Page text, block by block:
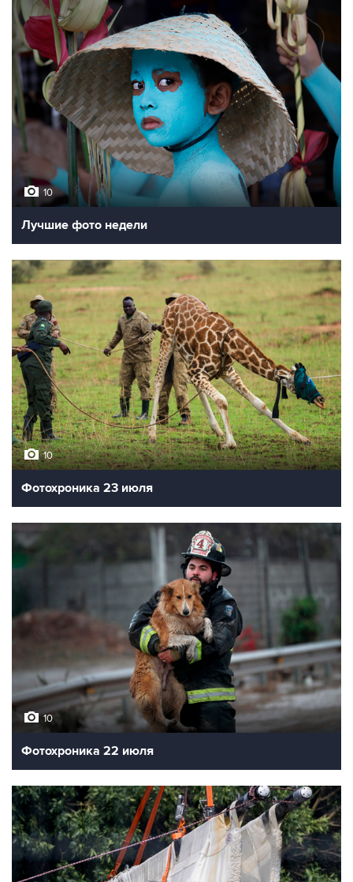
10
Лучшие фото недели
10
Фотохроника 23 июля
10
Фотохроника 22 июля